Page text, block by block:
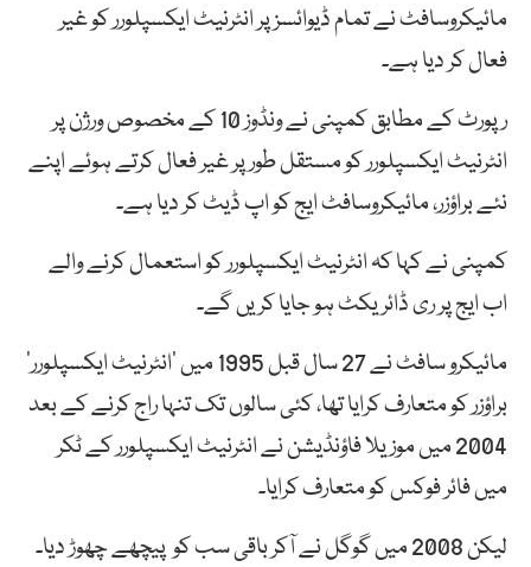
مائیکروسافٹ نے تمام ڈیوائسز پر انٹرنیٹ ایکسپلورر کو غیر
فعال کر دیا ہے۔
رپورٹ کے مطابق کمپنی نے ونڈوز 10 کے مخصوص ورژن پر
انٹرنیٹ ایکسپلورر کو مستقل طور پر غیر فعال کرتے ہوئے اپنے
نئے براؤزر، مائیکروسافٹ ایج کو اپ ڈیٹ کر دیا ہے۔
کمپنی نے کہا کہ انٹرنیٹ ایکسپلورر کو استعمال کرنے والے
اب ایج پر ری ڈائریکٹ ہو جایا کریں گے۔
مائیکرو سافٹ نے 27 سال قبل 1995 میں ‘انٹرنیٹ ایکسپلورر’
براؤزر کو متعارف کرایا تھا، کئی سالوں تک تنہا راج کرنے کے بعد
2004 میں موزیلا فاؤنڈیشن نے انٹرنیٹ ایکسپلورر کے ٹکر
میں فائر فوکس کو متعارف کرایا۔
لیکن 2008 میں گوگل نے آکر باقی سب کو پیچھے چھوڑ دیا۔